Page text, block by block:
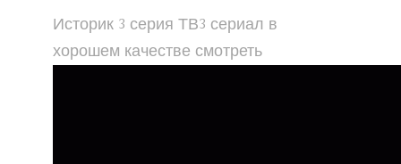
Историк 3 серия ТВ3 сериал в
хорошем качестве смотреть